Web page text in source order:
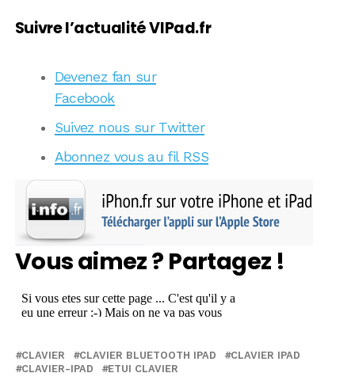
Suivre l’actualité VIPad.fr
Devenez fan sur
Facebook
Suivez nous sur Twitter
Abonnez vous au fil RSS
Vous aimez ? Partagez !
CLAVIER CLAVIER BLUETOOTH IPAD
CLAVIER IPAD
CLAVIER-IPAD
ETUI CLAVIER